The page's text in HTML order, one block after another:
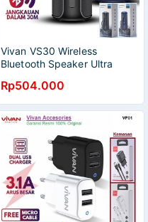
Vivan VS30 Wireless
Bluetooth Speaker Ultra
Rp504.000